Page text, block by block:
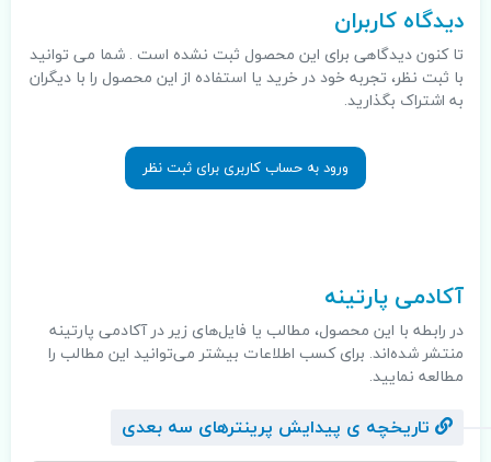
دیدگاه کاربران
تا کنون دیدگاهی برای این محصول ثبت نشده است . شما می توانید
با ثبت نظر، تجربه خود در خرید یا استفاده از این محصول را با دیگران
به اشتراک بگذارید.
ورود به حساب کاربری برای ثبت نظر
آکادمی پارتینه
در رابطه با این محصول، مطالب یا فایل‌های زیر در آکادمی پارتینه
منتشر شده‌اند. برای کسب اطلاعات بیشتر می‌توانید این مطالب را
مطالعه نمایید.
تاریخچه ی پیدایش پرینترهای سه بعدی